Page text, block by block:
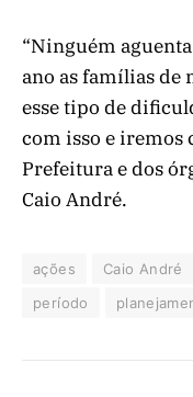
“Ninguém
ano as famílias de
esse tipo de
com isso e iremos
Prefeitura e dos
Caio André.
ações Caio André
período